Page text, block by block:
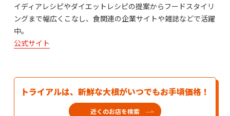
イディアレシピやダイエットレシピの提案からフードスタイリ
ングまで幅広くこなし、食関連の企業サイトや雑誌などで活躍
中。
公式サイト
トライアルは、新鮮な大根がいつでもお手頃価格！
近くのお店を検索